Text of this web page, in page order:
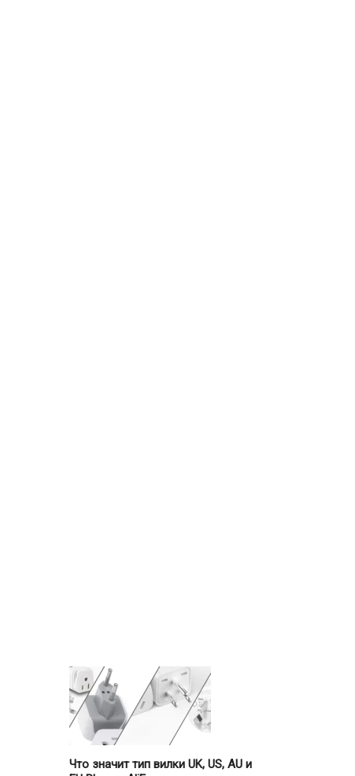
Что значит тип вилки UK, US, AU и